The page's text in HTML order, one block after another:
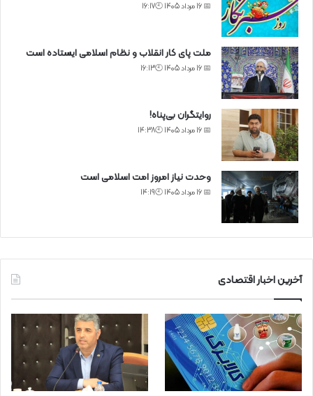
📅 16 مرداد 1405 🕙16:17
ملت پای کار انقلاب و نظام اسلامی ایستاده است
📅 16 مرداد 1405 🕙16:13
روایتگران بی‌پناه!
📅 16 مرداد 1405 🕙14:38
وحدت نیاز امروز امت اسلامی است
📅 16 مرداد 1405 🕙14:19
آخرین اخبار اقتصادی